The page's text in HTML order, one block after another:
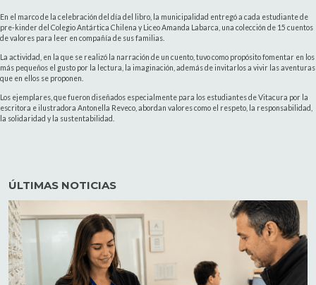
En el marco de la celebración del día del libro, la municipalidad entregó a cada estudiante de
pre-kinder del Colegio Antártica Chilena y Liceo Amanda Labarca, una colección de 15 cuentos
de valores para leer en compañía de sus familias.
La actividad, en la que se realizó la narración de un cuento, tuvo como propósito fomentar en los
más pequeños el gusto por la lectura, la imaginación, además de invitarlos a vivir las aventuras
que en ellos se proponen.
Los ejemplares, que fueron diseñados especialmente para los estudiantes de Vitacura por la
escritora e ilustradora Antonella Reveco, abordan valores como el respeto, la responsabilidad,
la solidaridad y la sustentabilidad.
ÚLTIMAS NOTICIAS